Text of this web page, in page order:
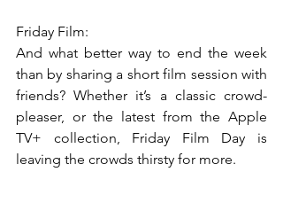
Friday Film:
And what better way to end the week
than by sharing a short film session with
friends? Whether it’s a classic crowd-
pleaser, or the latest from the Apple
TV+ collection, Friday Film Day is
leaving the crowds thirsty for more.